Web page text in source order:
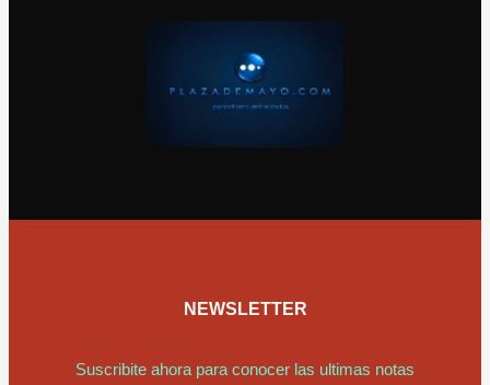
NEWSLETTER
Suscribite ahora para conocer las ultimas notas